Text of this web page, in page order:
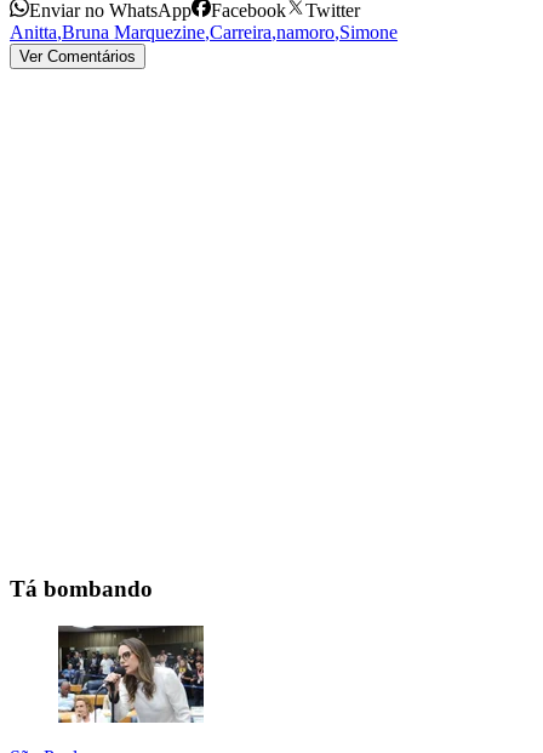
Enviar no WhatsApp Facebook
Twitter
Anitta,Bruna Marquezine,Carreira,namoro,Simone
Ver Comentários
Tá bombando